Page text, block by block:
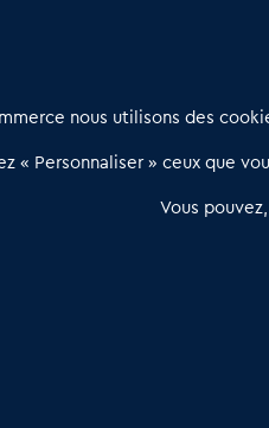
unique de mise en
commercial
02 54 56
Contactez-
Notre
Offres Pro
Qui
nous utilisons des
« Personnaliser » ceux que
Vous